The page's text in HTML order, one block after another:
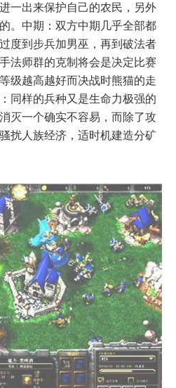
一出来保护自己的农民，另外
。中期：双方中期几乎全部都
度到步兵加男巫，再到破法者
法师群的克制将会是决定比赛
级越高越好而决战时熊猫的走
同样的兵种又是生命力极强的
灭一个确实不容易，而除了攻
扰人族经济，适时机建造分矿